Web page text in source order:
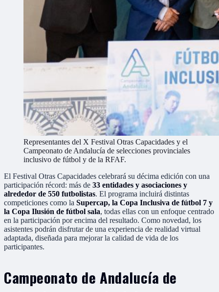
Representantes del X Festival Otras Capacidades y el
Campeonato de Andalucía de selecciones provinciales
inclusivo de fútbol y de la RFAF.
El Festival Otras Capacidades celebrará su décima edición con una
participación récord: más de 33 entidades y asociaciones y
alrededor de 550 futbolistas. El programa incluirá distintas
competiciones como la Supercap, la Copa Inclusiva de fútbol 7 y
la Copa Ilusión de fútbol sala, todas ellas con un enfoque centrado
en la participación por encima del resultado. Como novedad, los
asistentes podrán disfrutar de una experiencia de realidad virtual
adaptada, diseñada para mejorar la calidad de vida de los
participantes.
Campeonato de Andalucía de